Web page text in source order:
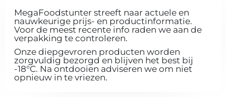
MegaFoodstunter streeft naar actuele en
nauwkeurige prijs- en productinformatie.
Voor de meest recente info raden we aan de
verpakking te controleren.
Onze diepgevroren producten worden
zorgvuldig bezorgd en blijven het best bij
-18°C. Na ontdooien adviseren we om niet
opnieuw in te vriezen.